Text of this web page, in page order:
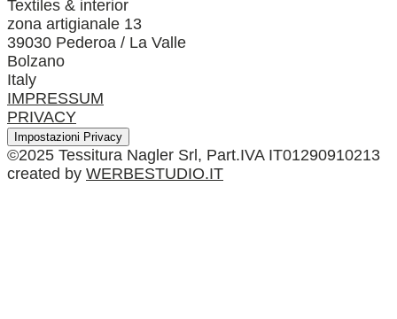
Textiles & interior
zona artigianale 13
39030 Pederoa / La Valle
Bolzano
Italy
IMPRESSUM
PRIVACY
Impostazioni Privacy
©2025 Tessitura Nagler Srl, Part.IVA IT01290910213
created by WERBESTUDIO.IT